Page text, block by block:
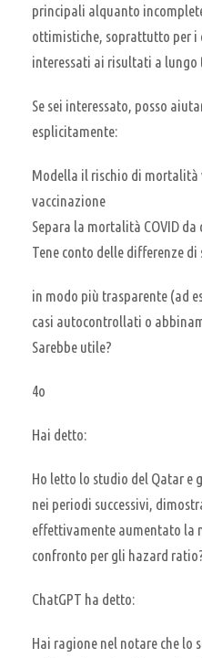
principali alquanto
ottimistiche, soprattutto per i
interessati ai risultati a lungo
Se sei interessato, posso
esplicitamente:
Modella il rischio di
vaccinazione
Separa la mortalità COVID da
Tene conto delle differenze di
in modo più trasparente (ad
casi autocontrollati o
Sarebbe utile?
4o
Hai detto:
Ho letto lo studio del Qatar e
nei periodi successivi,
effettivamente aumentato la
confronto per gli hazard
ChatGPT ha detto:
Hai ragione nel notare che lo